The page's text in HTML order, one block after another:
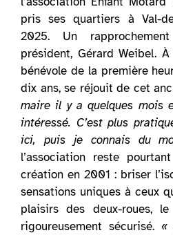
pris ses quartiers à Val-
2025. Un
président, Gérard Weibel.
bénévole de la première
dix ans, se réjouit de cet
maire il y a quelques mois
intéressé. C’est plus
ici, puis je connais du
l’association reste
création en 2001 : briser
sensations uniques à ceux
plaisirs des deux-roues,
rigoureusement sécurisé. «